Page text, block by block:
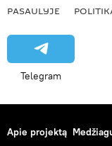
PASAULYJE
Telegram
Apie projektą